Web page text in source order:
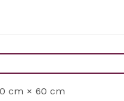
cm × 60 cm